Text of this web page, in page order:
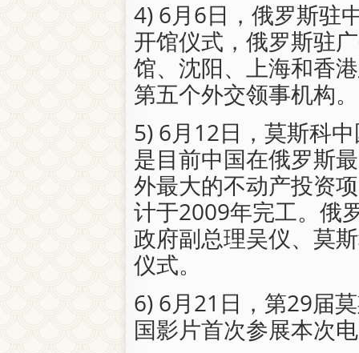
4) 6月6日，俄罗斯驻
开馆仪式，俄罗斯驻
馆、沈阳、上海和香
第五个外交领事机构。
5) 6月12日，莫斯科
是目前中国在俄罗斯
外最大的不动产投资
计于2009年完工。俄
政府副总理吴仪、莫
仪式。
6) 6月21日，第29届
国影片首次参展本次